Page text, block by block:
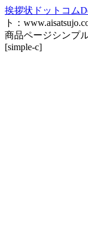
挨拶状ドットコム
ト：
商品ページシンプ
[simple-c]